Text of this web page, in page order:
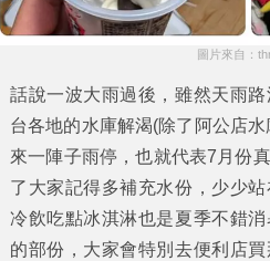
圖片來自：
話說一波大雨過後，雖然天雨
台各地的水庫解渴(除了阿公店
來一陣子雨停，也就代表7月份
了大家記得多補充水份，少少
冷飲吃點冰淇淋也是夏季不錯
的部份，大家會特別去便利店